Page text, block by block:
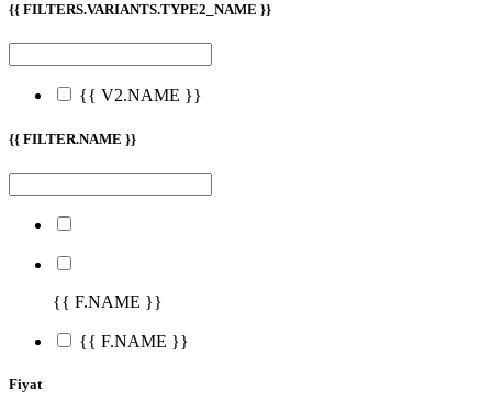
{{ FILTERS.VARIANTS.TYPE2_NAME }}
{{ V2.NAME }}
{{ FILTER.NAME }}
{{ F.NAME }}
{{ F.NAME }}
Fiyat